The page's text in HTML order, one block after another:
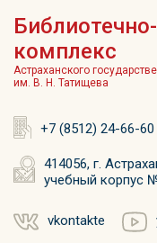
комплекс
Астраханского
им. В. Н. Татищева
+7 (8512) 24-66-60
414056, г.
учебный корпус
vkontakte